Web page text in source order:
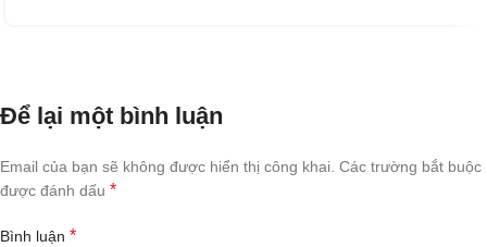
Để lại một bình luận
Email của bạn sẽ không được hiển thị công khai. Các trường bắt buộc
được đánh dấu *
Bình luận *